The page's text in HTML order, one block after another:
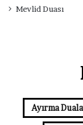
Mevlid Duası
Ayırma